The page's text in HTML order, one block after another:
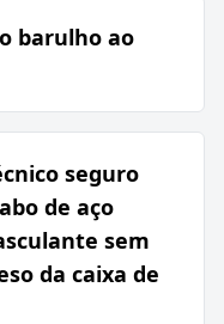
barulho ao
seguro
de aço
sem
da caixa de